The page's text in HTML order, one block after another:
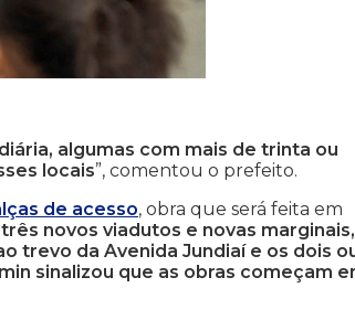
algumas com mais de trinta ou
locais”, comentou o prefeito.
de acesso, obra que será feita em
novos viadutos e novas
trevo da Avenida Jundiaí e os dois
sinalizou que as obras começam